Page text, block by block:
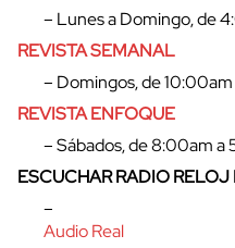
cerrar
– Lunes a Domingo, de
REVISTA SEMANAL
– Domingos, de
REVISTA ENFOQUE
– Sábados, de 8:00am a
ESCUCHAR RADIO
–
Audio Real